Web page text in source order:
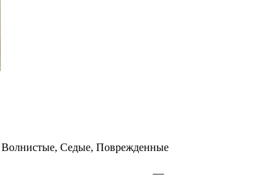
Волнистые, Седые, Поврежденные
—